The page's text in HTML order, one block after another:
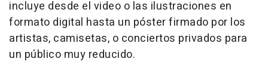
incluye desde el video o las ilustraciones en
formato digital hasta un póster firmado por los
artistas, camisetas, o conciertos privados para
un público muy reducido.